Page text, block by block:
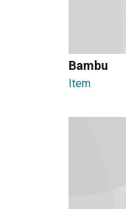
Bambu
Item